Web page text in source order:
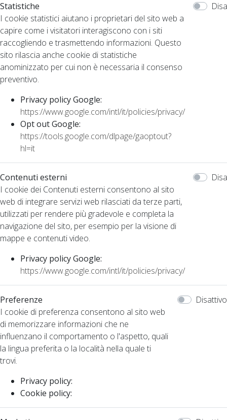
Statistiche
I cookie statistici aiutano i proprietari del sito web a
capire come i visitatori interagiscono con i siti
raccogliendo e trasmettendo informazioni. Questo
sito rilascia anche cookie di statistiche
anominizzato per cui non è necessaria il consenso
preventivo.
Privacy policy Google:
https://www.google.com/intl/it/policies/privacy/
Opt out Google:
https://tools.google.com/dlpage/gaoptout?
hl=it
Contenuti esterni
I cookie dei Contenuti esterni consentono al sito
web di integrare servizi web rilasciati da terze parti,
utilizzati per rendere più gradevole e completa la
navigazione del sito, per esempio per la visione di
mappe e contenuti video.
Privacy policy Google:
https://www.google.com/intl/it/policies/privacy/
Preferenze
I cookie di preferenza consentono al sito web
di memorizzare informazioni che ne
influenzano il comportamento o l'aspetto, quali
la lingua preferita o la località nella quale ti
trovi.
Privacy policy:
Cookie policy:
Disattivo